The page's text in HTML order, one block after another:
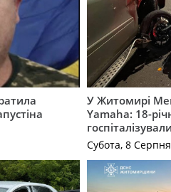
У Житомирі
Yamaha: 18-
госпіталізували
Субота, 8